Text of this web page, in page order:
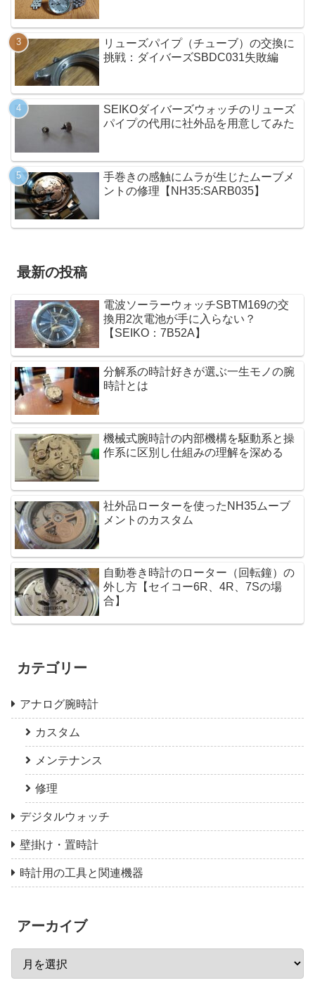
リューズパイプ（チューブ）の交換に
挑戦：ダイバーズSBDC031失敗編
SEIKOダイバーズウォッチのリューズ
パイプの代用に社外品を用意してみた
手巻きの感触にムラが生じたムーブメ
ントの修理【NH35:SARB035】
最新の投稿
電波ソーラーウォッチSBTM169の交
換用2次電池が手に入らない？
【SEIKO：7B52A】
分解系の時計好きが選ぶ一生モノの腕
時計とは
機械式腕時計の内部機構を駆動系と操
作系に区別し仕組みの理解を深める
社外品ローターを使ったNH35ムーブ
メントのカスタム
自動巻き時計のローター（回転鐘）の
外し方【セイコー6R、4R、7Sの場
合】
カテゴリー
アナログ腕時計
カスタム
メンテナンス
修理
デジタルウォッチ
壁掛け・置時計
時計用の工具と関連機器
アーカイブ